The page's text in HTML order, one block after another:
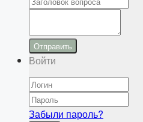
Отправить
Войти
Забыли пароль?